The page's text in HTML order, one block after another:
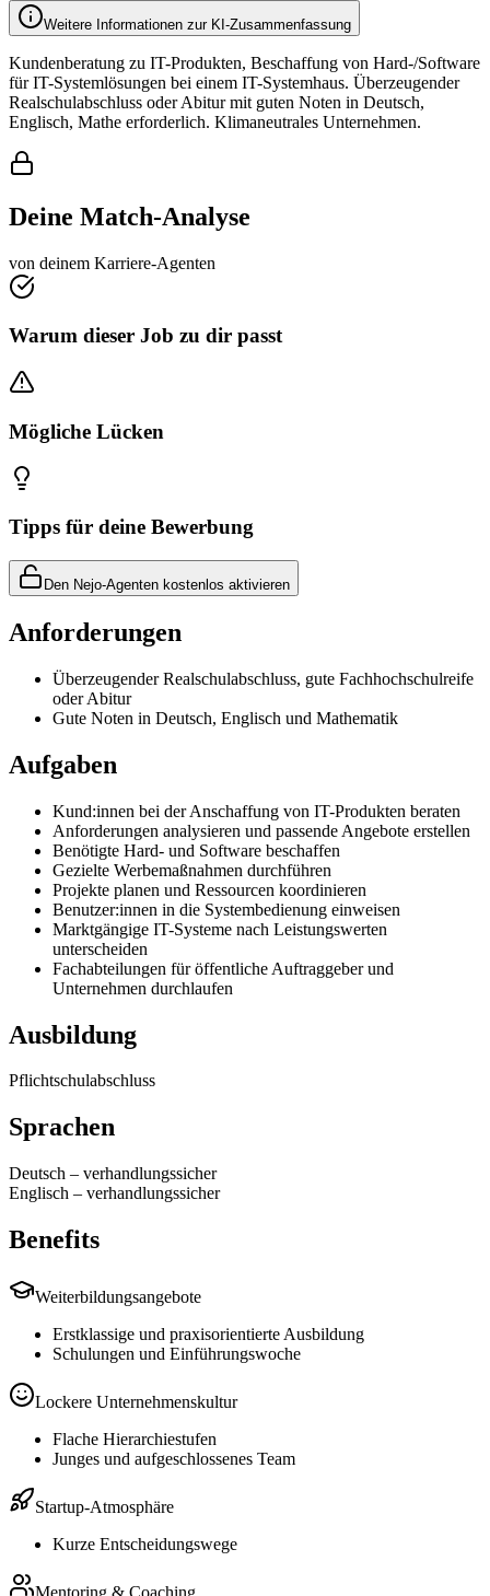
Weitere Informationen zur KI-Zusammenfassung
Kundenberatung zu IT-Produkten, Beschaffung von Hard-/Software
für IT-Systemlösungen bei einem IT-Systemhaus. Überzeugender
Realschulabschluss oder Abitur mit guten Noten in Deutsch,
Englisch, Mathe erforderlich. Klimaneutrales Unternehmen.
Deine Match-Analyse
von deinem Karriere-Agenten
Warum dieser Job zu dir passt
Mögliche Lücken
Tipps für deine Bewerbung
Den Nejo-Agenten kostenlos aktivieren
Anforderungen
Überzeugender Realschulabschluss, gute Fachhochschulreife
oder Abitur
Gute Noten in Deutsch, Englisch und Mathematik
Aufgaben
Kund:innen bei der Anschaffung von IT-Produkten beraten
Anforderungen analysieren und passende Angebote erstellen
Benötigte Hard- und Software beschaffen
Gezielte Werbemaßnahmen durchführen
Projekte planen und Ressourcen koordinieren
Benutzer:innen in die Systembedienung einweisen
Marktgängige IT-Systeme nach Leistungswerten
unterscheiden
Fachabteilungen für öffentliche Auftraggeber und
Unternehmen durchlaufen
Ausbildung
Pflichtschulabschluss
Sprachen
Deutsch – verhandlungssicher
Englisch – verhandlungssicher
Benefits
Weiterbildungsangebote
Erstklassige und praxisorientierte Ausbildung
Schulungen und Einführungswoche
Lockere Unternehmenskultur
Flache Hierarchiestufen
Junges und aufgeschlossenes Team
Startup-Atmosphäre
Kurze Entscheidungswege
Mentoring & Coaching